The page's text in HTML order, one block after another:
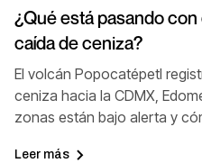
¿Qué está pasando
caída de ceniza?
El volcán Popocatépetl
ceniza hacia la CDMX,
zonas están bajo alerta y
Leer más